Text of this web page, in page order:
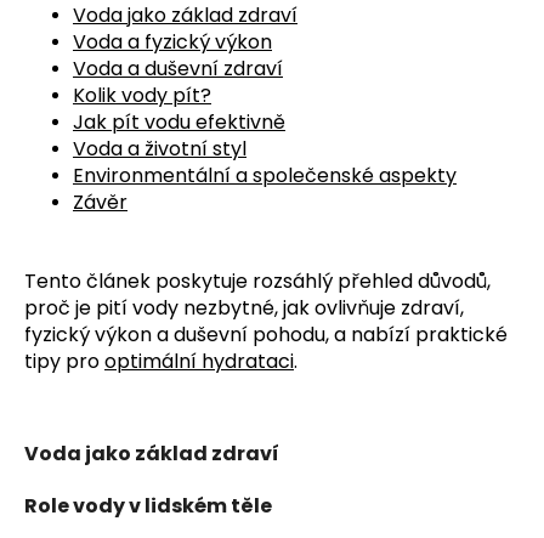
Voda jako základ zdraví
Voda a fyzický výkon
Voda a duševní zdraví
Kolik vody pít?
Jak pít vodu efektivně
Voda a životní styl
Environmentální a společenské aspekty
Závěr
Tento článek poskytuje rozsáhlý přehled důvodů,
proč je pití vody nezbytné, jak ovlivňuje zdraví,
fyzický výkon a duševní pohodu, a nabízí praktické
tipy pro optimální hydrataci.
Voda jako základ zdraví
Role vody v lidském těle
e
m
e